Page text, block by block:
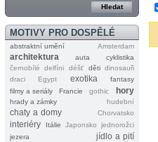
MOTIVY PRO DOSPĚLÉ
abstraktní umění Amsterdam
architektura auta
cyklistika
černobílé
delfíni déšť děti dinosauři
draci
Egypt exotika
fantasy
filmy a seriály
Francie gothic hory
hrady a zámky hudební
chaty a domy Chorvatsko
interiéry Itálie Japonsko
jednorožci
jezera
jídlo a pití